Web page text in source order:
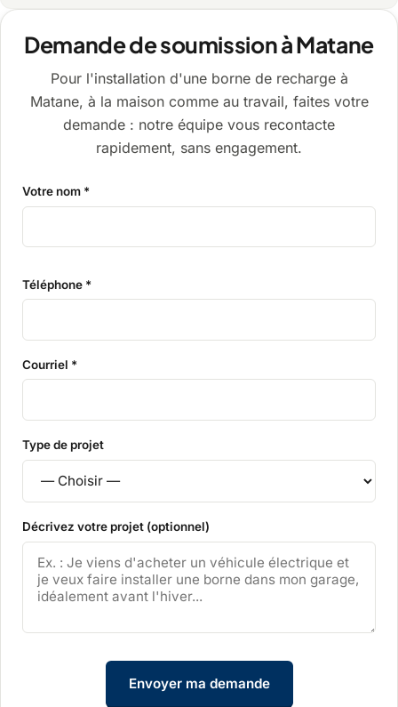
Demande de soumission à Matane
Pour l'installation d'une borne de recharge à
Matane, à la maison comme au travail, faites votre
demande : notre équipe vous recontacte
rapidement, sans engagement.
Votre nom *
Téléphone *
Courriel *
Type de projet
Décrivez votre projet (optionnel)
Envoyer ma demande